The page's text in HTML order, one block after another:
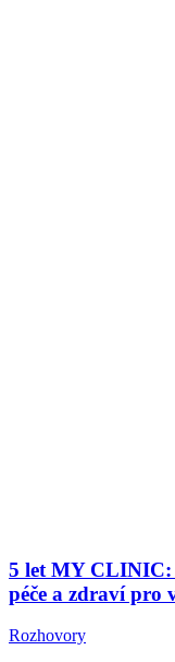
5 let MY CLINIC:
péče a zdraví pro
Rozhovory